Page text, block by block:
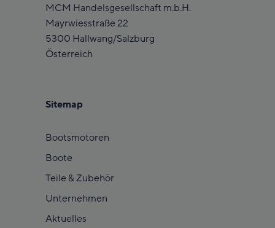
MCM Handelsgesellschaft m.b.H.
Mayrwiesstraße 22
5300 Hallwang/Salzburg
Österreich
Sitemap
Bootsmotoren
Boote
Teile & Zubehör
Unternehmen
Aktuelles